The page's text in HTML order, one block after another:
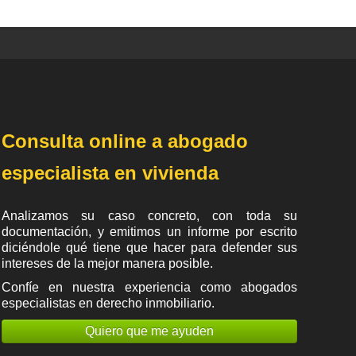
Consulta online a abogado
especialista en vivienda
Analizamos su caso concreto, con toda su
documentación, y emitimos un informe por escrito
diciéndole qué tiene que hacer para defender sus
intereses de la mejor manera posible.
Confíe en nuestra experiencia como abogados
especialistas en derecho inmobiliario.
Quiero que me ayuden